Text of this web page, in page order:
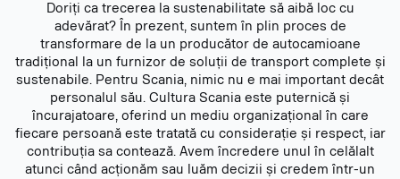
Doriți ca trecerea la sustenabilitate să aibă loc cu
adevărat? În prezent, suntem în plin proces de
transformare de la un producător de autocamioane
tradițional la un furnizor de soluții de transport complete și
sustenabile. Pentru Scania, nimic nu e mai important decât
personalul său. Cultura Scania este puternică și
încurajatoare, oferind un mediu organizațional în care
fiecare persoană este tratată cu considerație și respect, iar
contribuția sa contează. Avem încredere unul în celălalt
atunci când acționăm sau luăm decizii și credem într-un